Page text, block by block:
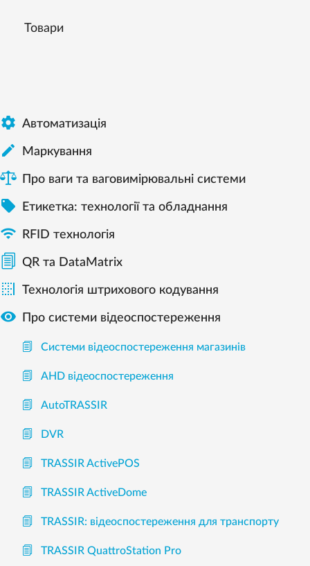
Товари
 Автоматизація
 Mаркування
Про ваги та ваговимірювальні системи
 Етикетка: технології та обладнання
 RFID технологія
QR та DataMatrix
 Технологія штрихового кодування
 Про системи відеоспостереження
Системи відеоспостереження магазинів
AHD відеоспостереження
AutoTRASSIR
DVR
TRASSIR ActivePOS
TRASSIR ActiveDome
TRASSIR: відеоспостереження для транспорту
TRASSIR QuattroStation Pro